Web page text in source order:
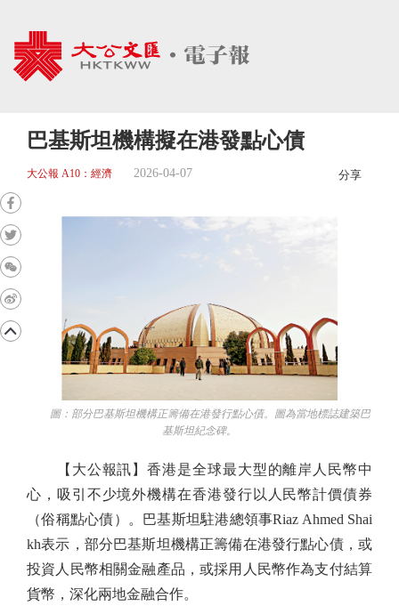
巴基斯坦機構擬在港發點心債
大公報 A10：經濟 2026-04-07 分享
圖：部分巴基斯坦機構正籌備在港發行點心債。圖為當地標誌建築巴
基斯坦紀念碑。
【大公報訊】香港是全球最大型的離岸人民幣中
心，吸引不少境外機構在香港發行以人民幣計價債券
（俗稱點心債）。巴基斯坦駐港總領事Riaz Ahmed Shai
kh表示，部分巴基斯坦機構正籌備在港發行點心債，或
投資人民幣相關金融產品，或採用人民幣作為支付結算
貨幣，深化兩地金融合作。